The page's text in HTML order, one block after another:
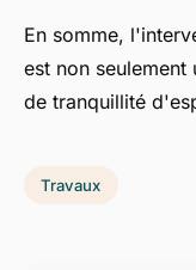
En somme,
est non seulement
de tranquillité
Travaux